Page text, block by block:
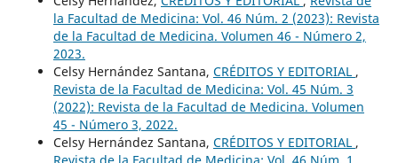
la Facultad de Medicina: Vol. 46 Núm. 2 (2023): Revista
de la Facultad de Medicina. Volumen 46 - Número 2,
2023.
Celsy Hernández Santana, CRÉDITOS Y EDITORIAL ,
Revista de la Facultad de Medicina: Vol. 45 Núm. 3
(2022): Revista de la Facultad de Medicina. Volumen
45 - Número 3, 2022.
Celsy Hernández Santana, CRÉDITOS Y EDITORIAL ,
Revista de la Facultad de Medicina: Vol. 46 Núm. 1